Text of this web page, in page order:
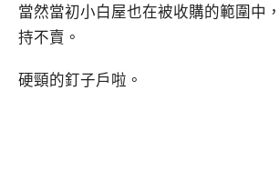
當然當初小白屋也在被收購的範圍中
持不賣。
硬頸的釘子戶啦。